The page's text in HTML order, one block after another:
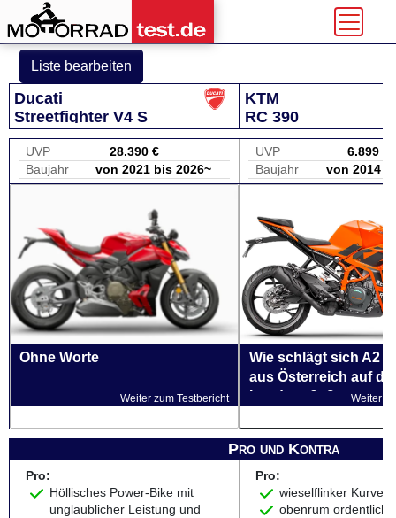
Liste bearbeiten
Ducati
Streetfighter V4 S
KTM
RC 390
UVP
28.390 €
Baujahr
von 2021 bis 2026~
UVP
6.899 €
Baujahr
von 2014
Ohne Worte
Weiter zum Testbericht
Wie schlägt sich A2
aus Österreich auf
Landstraße?
Weiter
Pro und Kontra
Pro:
Höllisches Power-Bike mit
unglaublicher Leistung und
Pro:
wieselflinker
obenrum